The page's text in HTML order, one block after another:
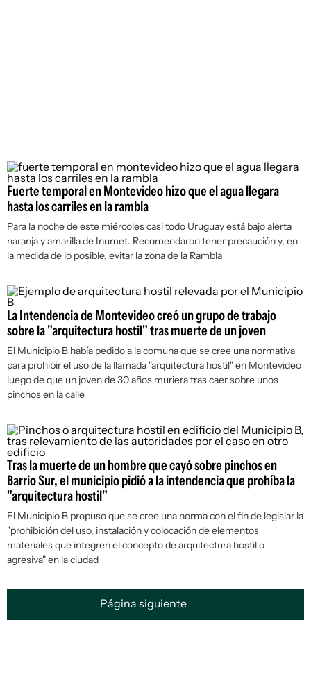
Fuerte temporal en Montevideo hizo que el agua llegara
hasta los carriles en la rambla
Para la noche de este miércoles casi todo Uruguay está bajo alerta
naranja y amarilla de Inumet. Recomendaron tener precaución y, en
la medida de lo posible, evitar la zona de la Rambla
La Intendencia de Montevideo creó un grupo de trabajo
sobre la "arquitectura hostil" tras muerte de un joven
El Municipio B había pedido a la comuna que se cree una normativa
para prohibir el uso de la llamada "arquitectura hostil" en Montevideo
luego de que un joven de 30 años muriera tras caer sobre unos
pinchos en la calle
Tras la muerte de un hombre que cayó sobre pinchos en
Barrio Sur, el municipio pidió a la intendencia que prohíba la
"arquitectura hostil"
El Municipio B propuso que se cree una norma con el fin de legislar la
"prohibición del uso, instalación y colocación de elementos
materiales que integren el concepto dearquitectura hostil o
agresiva"en la ciudad
Página siguiente